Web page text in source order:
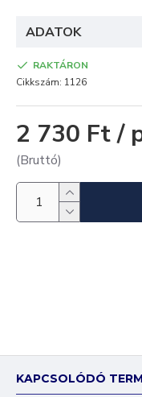
ADATOK
2 730 Ft /
(Bruttó)
RAKTÁRON
Cikkszám: 1126
KAPCSOLÓDÓ